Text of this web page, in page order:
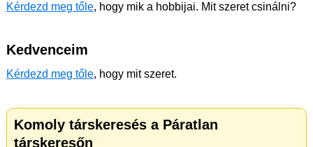
Kérdezd meg tőle, hogy mik a hobbijai. Mit szeret csinálni?
Kedvenceim
Kérdezd meg tőle, hogy mit szeret.
Komoly társkeresés a Páratlan
társkeresőn